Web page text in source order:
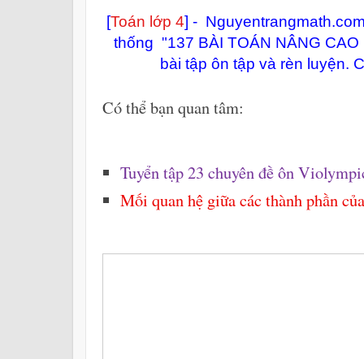
[Toán lớp 4] -
thống "137 BÀI TOÁN NÂNG
bài tập ôn tập và rèn luyện.
Có thể bạn quan tâm:
Tuyển tập 23 chuyên đề ôn
Mối quan hệ giữa các thành phần